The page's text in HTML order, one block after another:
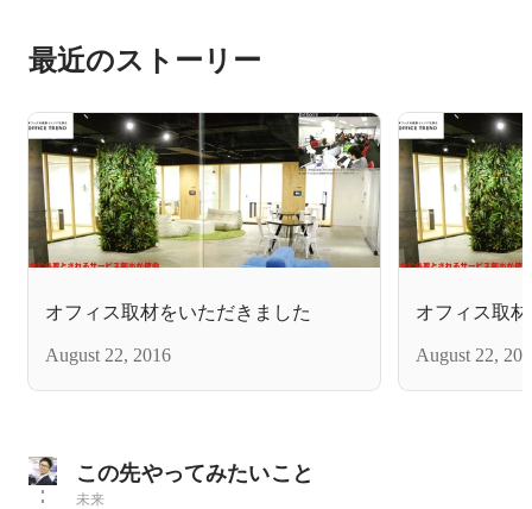
最近のストーリー
オフィス取材をいただきました
August 22, 2016
オフィス取
August 22,
この先やってみたいこと
未来